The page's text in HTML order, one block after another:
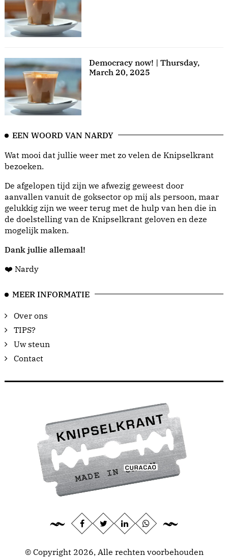
Democracy now! | Thursday,
March 20, 2025
EEN WOORD VAN NARDY
Wat mooi dat jullie weer met zo velen de Knipselkrant
bezoeken.
De afgelopen tijd zijn we afwezig geweest door
aanvallen vanuit de goksector op mij als persoon, maar
gelukkig zijn we weer terug met de hulp van hen die in
de doelstelling van de Knipselkrant geloven en deze
mogelijk maken.
Dank jullie allemaal!
❤️ Nardy
MEER INFORMATIE
Over ons
TIPS?
Uw steun
Contact
© Copyright 2026, Alle rechten voorbehouden